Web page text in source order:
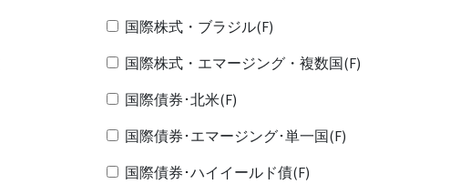
国際株式・ブラジル(F)
国際株式・エマージング・複数国(F)
国際債券･北米(F)
国際債券･エマージング･単一国(F)
国際債券･ハイイールド債(F)